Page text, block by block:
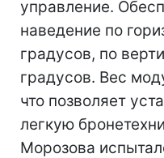
управление.
наведение по
градусов, по
градусов. Вес
что позволяет
легкую
Морозова